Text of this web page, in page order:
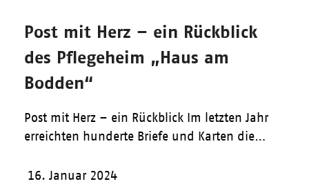
Post mit Herz – ein Rückblick
des Pflegeheim „Haus am
Bodden“
Post mit Herz – ein Rückblick Im letzten Jahr
erreichten hunderte Briefe und Karten die…
16. Januar 2024